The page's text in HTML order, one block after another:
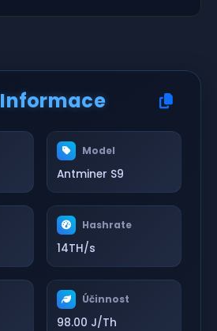
Informace
Model
Antminer S9
Hashrate
14TH/s
Účinnost
98.00 J/Th